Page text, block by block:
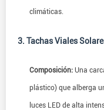
climáticas.
3. Tachas Viales
Composición: Una
plástico) que alberga
luces LED de alta